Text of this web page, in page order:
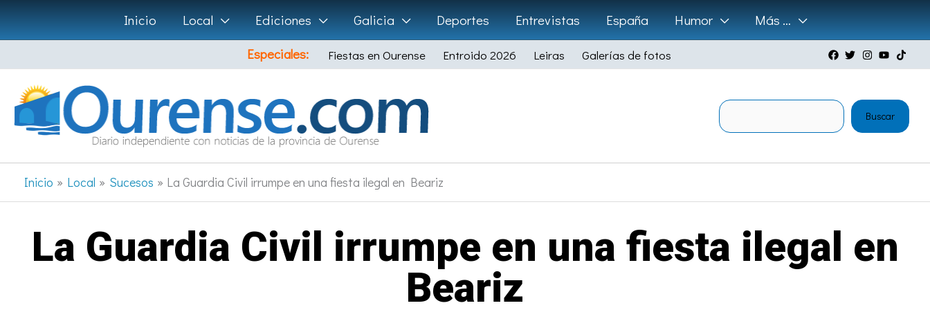
Ir
al
contenido
Inicio Local Ediciones Galicia Deportes Entrevistas España Humor
Más …
Especiales:
Fiestas en Ourense Entroido 2026 Leiras Galerías de fotos
Buscar
Inicio Local Sucesos La Guardia Civil irrumpe en una fiesta ilegal en Beariz
La Guardia Civil irrumpe en una fiesta ilegal en
Beariz